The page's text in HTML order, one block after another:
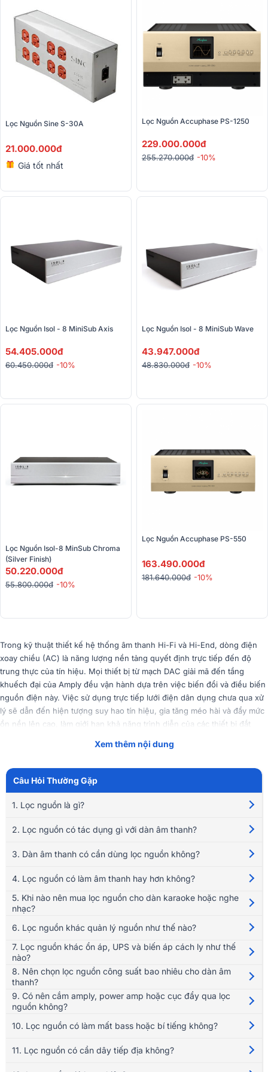
21.000.000đ
Giá tốt nhất
Lọc Nguồn Accuphase PS-1250
229.000.000đ
255.270.000đ -10%
54.405.000đ
60.450.000đ -10%
Lọc Nguồn Isol - 8 MiniSub Wave
43.947.000đ
48.830.000đ -10%
Lọc Nguồn Isol-8 MinSub Chroma
50.220.000đ
55.800.000đ -10%
Lọc Nguồn Accuphase PS-550
163.490.000đ
181.640.000đ -10%
Trong kỹ thuật thiết kế hệ thống âm thanh Hi-Fi và Hi-End, dòng điện
xoay chiều (AC) là năng lượng nền tảng quyết định trực tiếp đến độ
trung thực của tín hiệu. Mọi thiết bị từ mạch DAC giải mã đến tầng
khuếch đại của Amply đều vận hành dựa trên việc biến đổi và điều biến
nguồn điện này. Việc sử dụng trực tiếp lưới điện dân dụng chưa qua xử
lý sẽ dẫn đến hiện tượng suy hao tín hiệu, gia tăng méo hài và đẩy mức
ồn nền lên cao, làm giới hạn khả năng trình diễn của các thiết bị đắt
Tóm Tắt Nội Dung(Mở rộng)
Bộ lọc nguồn âm thanh là thiết bị điện tử chuyên dụng được thiết kế để
can thiệp, triệt tiêu các dải tần số can nhiễu, cung cấp nguồn năng
1. Nguyên nhân gây nhiễu trên điện dân
lệch sóng hình sin do sự thâm nhập của hai dạng can nhiễu vật lý cốt
Xem thêm nội dung
Câu Hỏi Thường Gặp
1. Lọc nguồn là gì?
2. Lọc nguồn có tác dụng gì với dàn âm thanh?
3. Dàn âm thanh có cần dùng lọc nguồn không?
4. Lọc nguồn có làm âm thanh hay hơn không?
5. Khi nào nên mua lọc nguồn cho dàn karaoke hoặc nghe
nhạc?
6. Lọc nguồn khác quản lý nguồn như thế nào?
7. Lọc nguồn khác ổn áp, UPS và biến áp cách ly như thế
nào?
8. Nên chọn lọc nguồn công suất bao nhiêu cho dàn âm
thanh?
9. Có nên cắm amply, power amp hoặc cục đẩy qua lọc
nguồn không?
10. Lọc nguồn có làm mất bass hoặc bí tiếng không?
11. Lọc nguồn có cần dây tiếp địa không?